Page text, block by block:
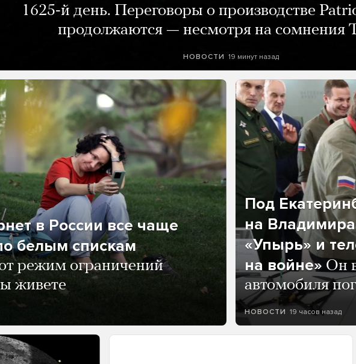
1625-й день. Переговоры о производстве
продолжаются — несмотря на сомнения
НОВОСТИ 19 минут назад
в России все чаще
белым спискам
режим ограничений
живете
Под
на Владимира
«Упырь» и
на войне» Он
автомобиля
НОВОСТИ 19 часов назад